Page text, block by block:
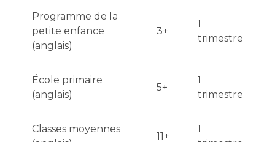
Programme de la
petite enfance
(anglais)
3+
1
trimestre
École primaire
(anglais)
5+
1
trimestre
Classes moyennes
11+
1